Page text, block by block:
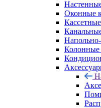
Оконные
Колонные